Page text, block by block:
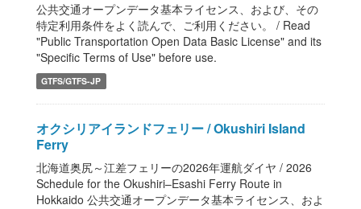
公共交通オープンデータ基本ライセンス、および、その
特定利用条件をよく読んで、ご利用ください。 / Read
"Public Transportation Open Data Basic License" and its
"Specific Terms of Use" before use.
GTFS/GTFS-JP
オクシリアイランドフェリー / Okushiri Island
Ferry
北海道奥尻～江差フェリーの2026年運航ダイヤ / 2026
Schedule for the Okushiri–Esashi Ferry Route in
Hokkaido 公共交通オープンデータ基本ライセンス、およ